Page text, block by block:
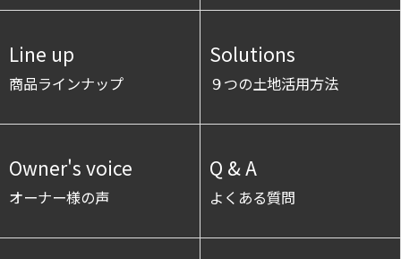
Line up
商品ラインナップ
Solutions
９つの土地活用方法
Owner's voice
オーナー様の声
Q & A
よくある質問